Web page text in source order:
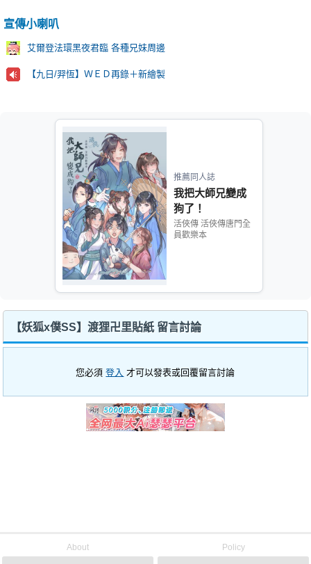
宣傳小喇叭
艾爾登法環黑夜君臨 各種兄妹周邊
【九日/羿恆】ＷＥＤ再錄＋新繪製
推薦同人誌
我把大師兄變成
狗了！
活俠傳 活俠傳唐門全
員歡樂本
【妖狐x僕SS】渡狸卍里貼紙 留言討論
您必須登入 才可以發表或回覆留言討論
About Policy